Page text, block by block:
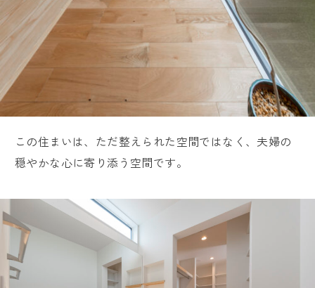
この住まいは、ただ整えられた空間ではなく、夫婦の
穏やかな心に寄り添う空間です。